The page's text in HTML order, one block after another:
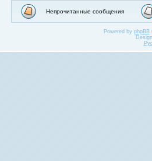
Непрочитанные сообщения
Powered by phpBB